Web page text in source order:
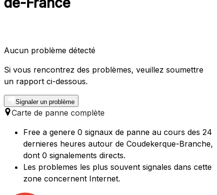
Aucun problème détecté
Si vous rencontrez des problèmes, veuillez soumettre
un rapport ci-dessous.
Signaler un problème
Carte de panne complète
Free a genere 0 signaux de panne au cours des 24
dernieres heures autour de Coudekerque-Branche,
dont 0 signalements directs.
Les problemes les plus souvent signales dans cette
zone concernent Internet.